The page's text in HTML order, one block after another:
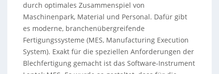
durch optimales Zusammenspiel von
Maschinenpark, Material und Personal. Dafür gibt
es moderne, branchenübergreifende
Fertigungssysteme (MES, Manufacturing Execution
System). Exakt für die speziellen Anforderungen der
Blechfertigung gemacht ist das Software-Instrument